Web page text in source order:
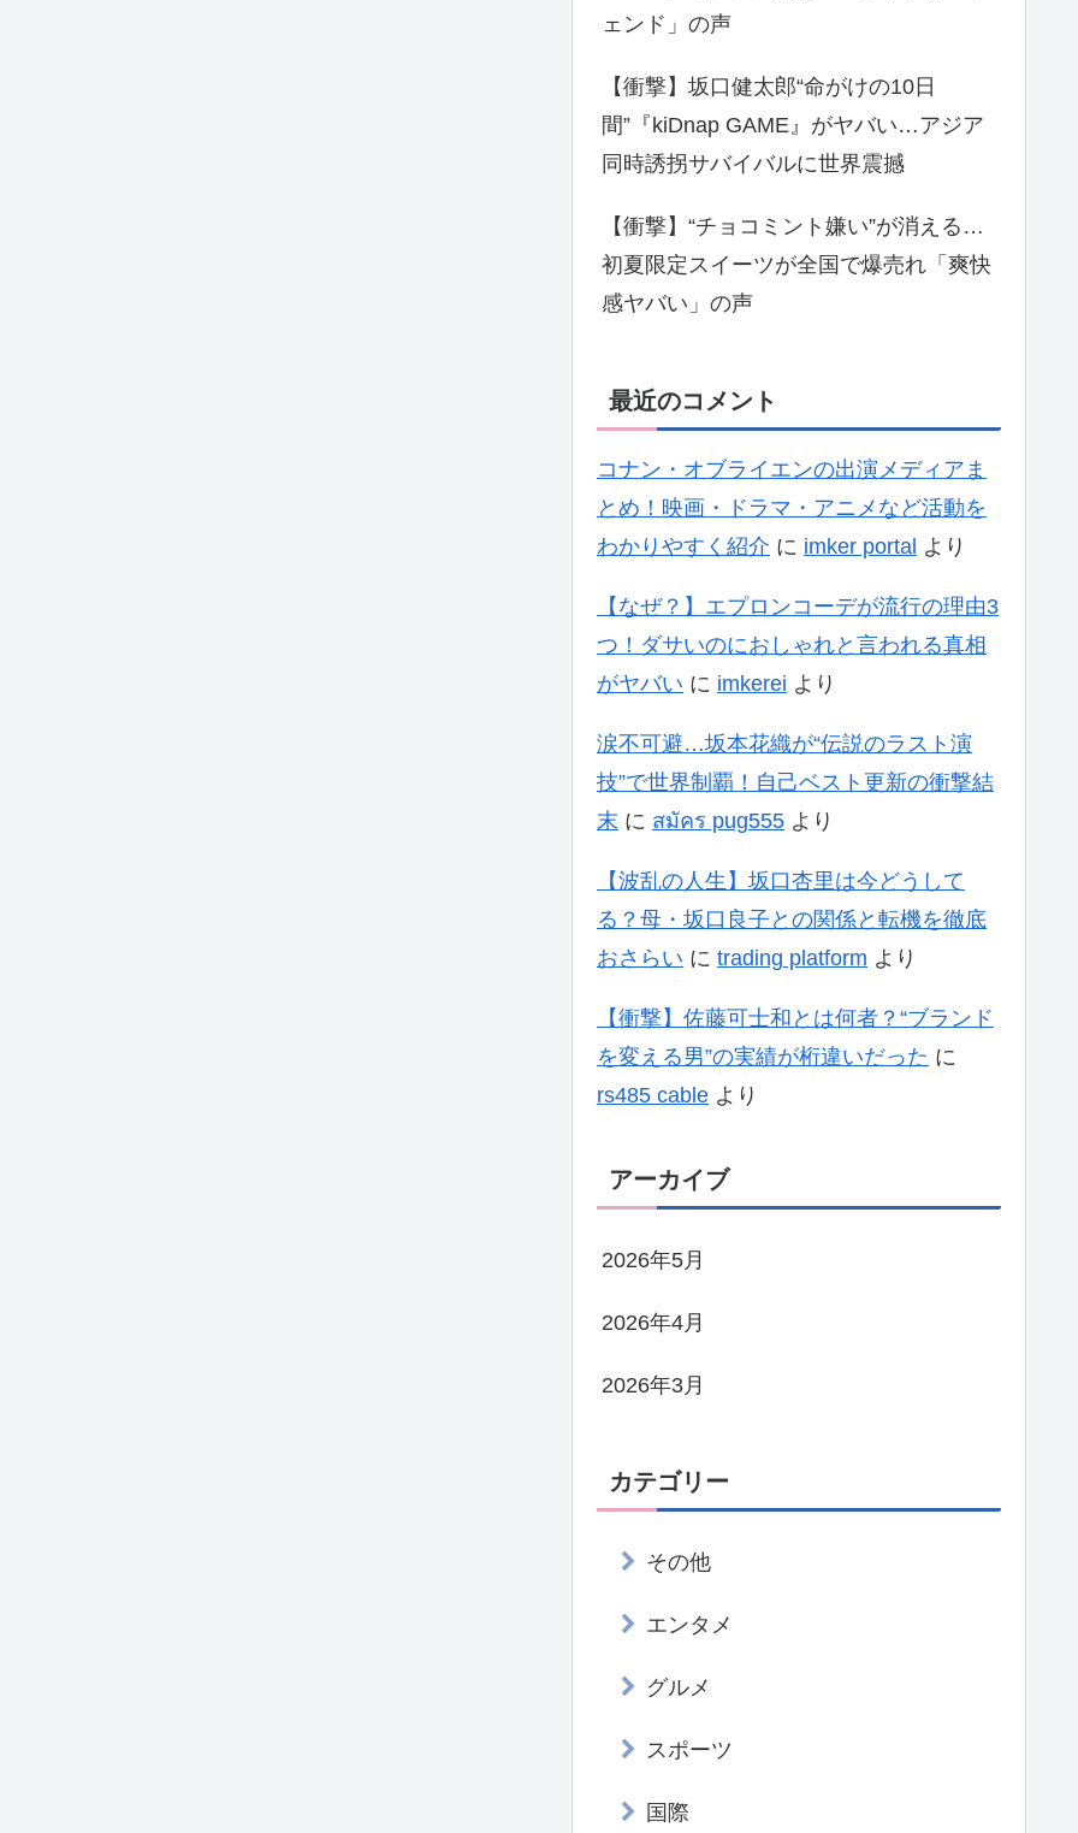
ェンド」の声
【衝撃】坂口健太郎“命がけの10日
間”『kiDnap GAME』がヤバい…アジア
同時誘拐サバイバルに世界震撼
【衝撃】“チョコミント嫌い”が消える…
初夏限定スイーツが全国で爆売れ「爽快
感ヤバい」の声
最近のコメント
コナン・オブライエンの出演メディアま
とめ！映画・ドラマ・アニメなど活動を
わかりやすく紹介 に imker portal より
【なぜ？】エプロンコーデが流行の理由3
つ！ダサいのにおしゃれと言われる真相
がヤバい に imkerei より
涙不可避…坂本花織が“伝説のラスト演
技”で世界制覇！自己ベスト更新の衝撃結
末 に สมัคร pug555 より
【波乱の人生】坂口杏里は今どうして
る？母・坂口良子との関係と転機を徹底
おさらい に trading platform より
【衝撃】佐藤可士和とは何者？“ブランド
を変える男”の実績が桁違いだった に
rs485 cable より
アーカイブ
2026年5月
2026年4月
2026年3月
カテゴリー
その他
エンタメ
グルメ
スポーツ
国際